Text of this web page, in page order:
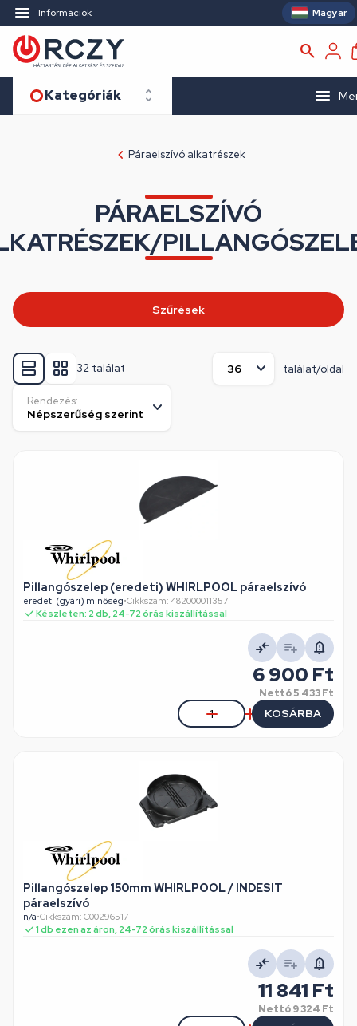
Információk Magyar
Kategóriák
Páraelszívó alkatrészek
PÁRAELSZÍVÓ
32 találat találat/oldal
Rendezés:
Pillangószelep (eredeti) WHIRLPOOL páraelszívó
eredeti (gyári) minőség•Cikkszám: 482000011357
Készleten: 2 db, 24-72 órás kiszállítással
6 900 Ft
Nettó5 433 Ft
KOSÁRBA
Pillangószelep 150mm WHIRLPOOL / INDESIT
páraelszívó
n/a•Cikkszám: C00296517
1 db ezen az áron, 24-72 órás kiszállítással
11 841 Ft
Nettó9 324 Ft
Szűrések